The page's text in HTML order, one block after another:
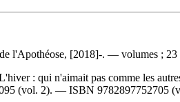
l'Apothéose, [2018]-. — volumes ; 23
: qui n'aimait pas comme les
(vol. 2). — ISBN 9782897752705